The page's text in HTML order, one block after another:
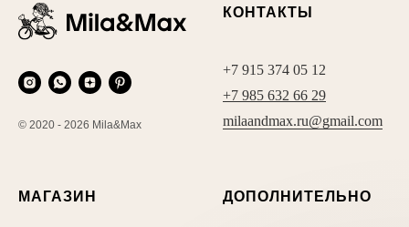
© 2020 - 2026 Mila&Max
КОНТАКТЫ
+7 915 374 05 12
+7 985 632 66 29
milaandmax.ru@gmail.com
МАГАЗИН ДОПОЛНИТЕЛЬНО